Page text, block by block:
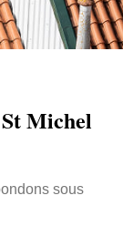
Michel
sous